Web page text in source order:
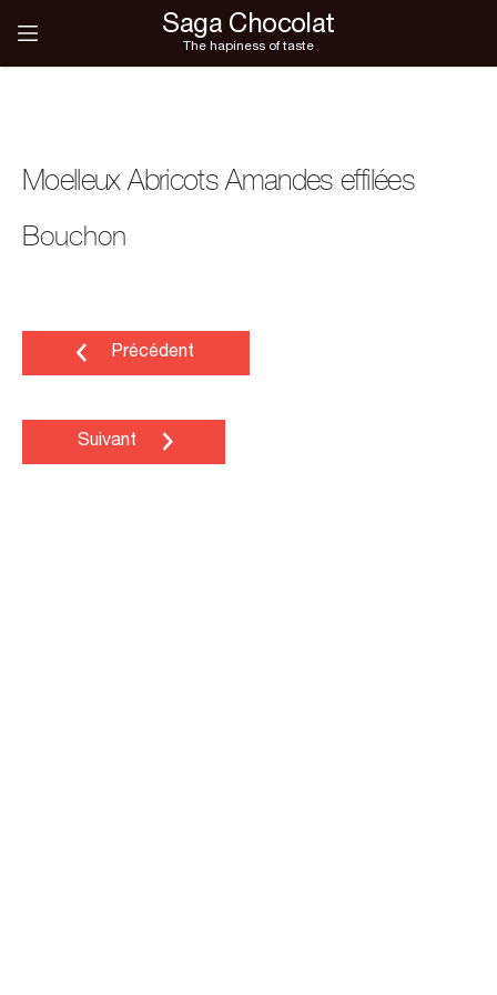
Saga Chocolat
The hapiness of taste
Moelleux Abricots Amandes effilées
Bouchon
Précédent
Suivant